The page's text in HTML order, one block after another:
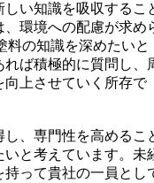
い知識を吸収するこ
環境への配慮が求め
料の知識を深めたいと
ば積極的に質問し、
向上させていく所存で
、専門性を高めるこ
と考えています。未
って貴社の一員とし